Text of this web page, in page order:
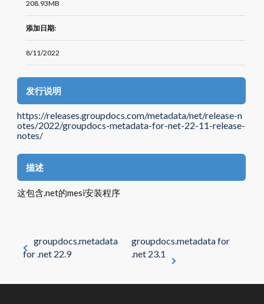
208.93MB
添加日期:
8/11/2022
发行说明
https://releases.groupdocs.com/metadata/net/release-n
otes/2022/groupdocs-metadata-for-net-22-11-release-
notes/
描述
这包含.net的mesi安装程序
groupdocs.metadata
for .net 22.9
groupdocs.metadata for
.net 23.1